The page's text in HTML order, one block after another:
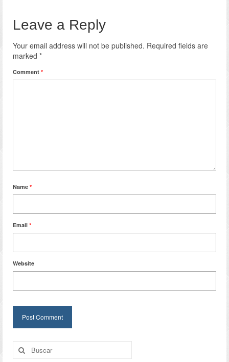
Leave a Reply
Your email address will not be published. Required fields are
marked *
Comment *
Name *
Email *
Website
Búsqueda
para: